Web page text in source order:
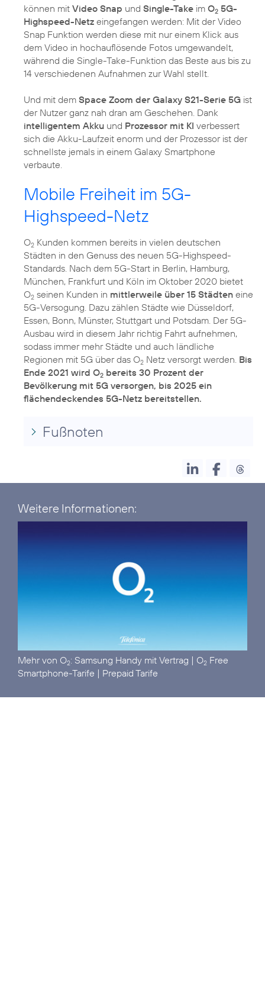
können mit Video Snap und Single-Take im O2 5G-
Highspeed-Netz eingefangen werden: Mit der Video
Snap Funktion werden diese mit nur einem Klick aus
dem Video in hochauflösende Fotos umgewandelt,
während die Single-Take-Funktion das Beste aus bis zu
14 verschiedenen Aufnahmen zur Wahl stellt.
Und mit dem Space Zoom der Galaxy S21-Serie 5G ist
der Nutzer ganz nah dran am Geschehen. Dank
intelligentem Akku und Prozessor mit KI verbessert
sich die Akku-Laufzeit enorm und der Prozessor ist der
schnellste jemals in einem Galaxy Smartphone
verbaute.
Mobile Freiheit im 5G-
Highspeed-Netz
O2 Kunden kommen bereits in vielen deutschen
Städten in den Genuss des neuen 5G-Highspeed-
Standards. Nach dem 5G-Start in Berlin, Hamburg,
München, Frankfurt und Köln im Oktober 2020 bietet
O2 seinen Kunden in mittlerweile über 15 Städten eine
5G-Versogung. Dazu zählen Städte wie Düsseldorf,
Essen, Bonn, Münster, Stuttgart und Potsdam. Der 5G-
Ausbau wird in diesem Jahr richtig Fahrt aufnehmen,
sodass immer mehr Städte und auch ländliche
Regionen mit 5G über das O2 Netz versorgt werden. Bis
Ende 2021 wird O2 bereits 30 Prozent der
Bevölkerung mit 5G versorgen, bis 2025 ein
flächendeckendes 5G-Netz bereitstellen.
Fußnoten
Weitere Informationen:
Mehr von O2: Samsung Handy mit Vertrag | O2 Free
Smartphone-Tarife | Prepaid Tarife